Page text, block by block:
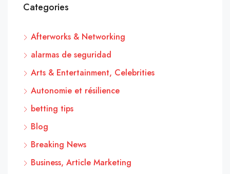
Categories
Afterworks & Networking
alarmas de seguridad
Arts & Entertainment, Celebrities
Autonomie et résilience
betting tips
Blog
Breaking News
Business, Article Marketing